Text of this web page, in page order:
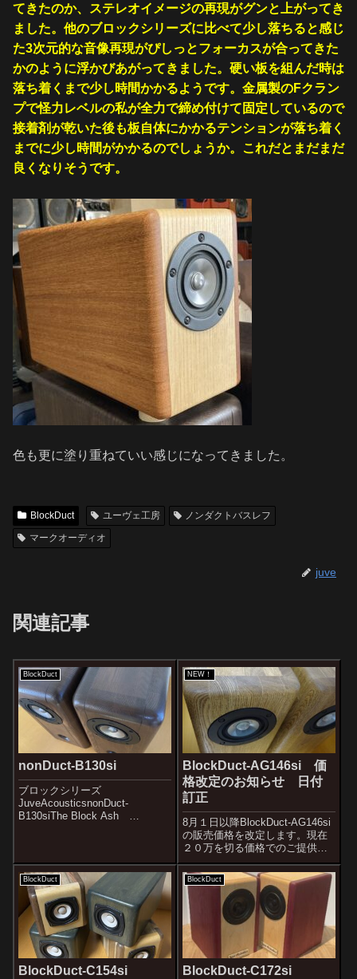
てきたのか、ステレオイメージの再現がグンと上がってき
ました。他のブロックシリーズに比べて少し落ちると感じ
た3次元的な音像再現がぴしっとフォーカスが合ってきた
かのように浮かびあがってきました。硬い板を組んだ時は
落ち着くまで少し時間かかるようです。金属製のFクラン
プで怪力レベルの私が全力で締め付けて固定しているので
接着剤が乾いた後も板自体にかかるテンションが落ち着く
までに少し時間がかかるのでしょうか。これだとまだまだ
良くなりそうです。
色も更に塗り重ねていい感じになってきました。
BlockDuct ユーヴェ工房
ノンダクトバスレフ
マークオーディオ
juve
関連記事
BlockDuct
nonDuct-B130si
ブロックシリーズ
JuveAcousticsnonDuct-
B130siThe Block Ash
す。動くのは振動板のみ。位相
を乱す要因であるネットワー...
NEW！
BlockDuct-AG146si 価
格改定のお知らせ 日付
訂正
8月１日以降BlockDuct-AG146si
の販売価格を改定します。現在
２０万を切る価格でのご提供で
すが、７月１日以降は219,000円
でのご提供になります。8月１日
以降は219,000円でのご提供にな
ります。気になってる方は7月中
のご購...
BlockDuct
BlockDuct-C154si
BlockDuct
BlockDuct-C172si